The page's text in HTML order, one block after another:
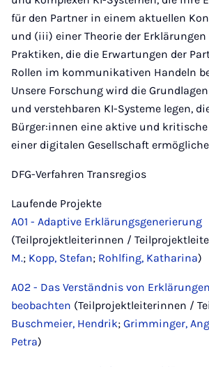
für den Partner in einem aktuellen
und (iii) einer Theorie der Erklärungen
Praktiken, die die Erwartungen der
Rollen im kommunikativen Handeln
Unsere Forschung wird die
und verstehbaren KI-Systeme legen,
Bürger:innen eine aktive und kritische
einer digitalen Gesellschaft
DFG-Verfahren Transregios
Laufende Projekte
A01 - Adaptive Erklärungsgenerierung
(Teilprojektleiterinnen /
M.; Kopp, Stefan; Rohlfing, Katharina)
A02 - Das Verständnis von
beobachten (Teilprojektleiterinnen /
Buschmeier, Hendrik; Grimminger,
Petra)